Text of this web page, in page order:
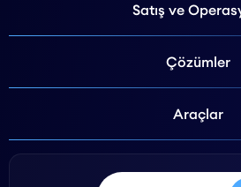
Satış ve
Çözümler
Araçlar